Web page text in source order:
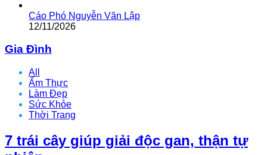
Cáo Phó Nguyễn Văn Lập
12/11/2026
Gia Đình
All
Ẩm Thực
Làm Đẹp
Sức Khỏe
Thời Trang
7 trái cây giúp giải độc gan, thận tự